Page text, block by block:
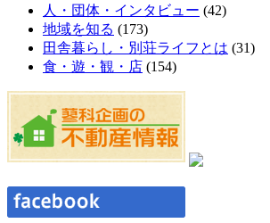
人・団体・インタビュー (42)
地域を知る (173)
田舎暮らし・別荘ライフとは (31)
食・遊・観・店 (154)